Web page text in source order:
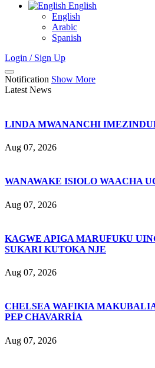
English
English
Arabic
Spanish
Login / Sign Up
Notification Show More
Latest News
LINDA MWANANCHI
Aug 07, 2026
WANAWAKE ISIOLO WAACHA
Aug 07, 2026
KAGWE APIGA MARUFUKU
SUKARI KUTOKA NJE
Aug 07, 2026
CHELSEA WAFIKIA
PEP CHAVARRÍA
Aug 07, 2026